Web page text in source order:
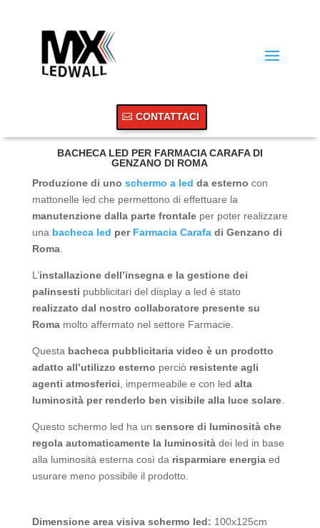
CONTATTACI
BACHECA LED PER FARMACIA CARAFA DI
GENZANO DI ROMA
Produzione di uno schermo a led da esterno con
mattonelle led che permettono di effettuare la
manutenzione dalla parte frontaleper poter realizzare
una bacheca led per Farmacia Carafadi Genzano di
Roma.
L’installazione dell’insegna e la gestione dei
palinsesti pubblicitari del display a led è stato
realizzato dal nostro collaboratore presente su
Romamolto affermato nel settore Farmacie.
Questa bacheca pubblicitaria video è un prodotto
adatto all’utilizzo esterno perciò resistente agli
agenti atmosferici , impermeabile e con led alta
luminosità per renderlo ben visibile alla luce solare.
Questo schermo led ha un sensore di luminosità che
regola automaticamente la luminositàdei led in base
alla luminosità esterna così da risparmiare energiaed
usurare meno possibile il prodotto.
Dimensione area visiva schermo led: 100x125cm